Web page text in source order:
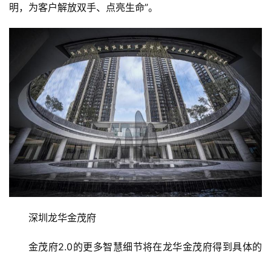
明，为客户解放双手、点亮生命”。
深圳龙华金茂府
金茂府2.0的更多智慧细节将在龙华金茂府得到具体的